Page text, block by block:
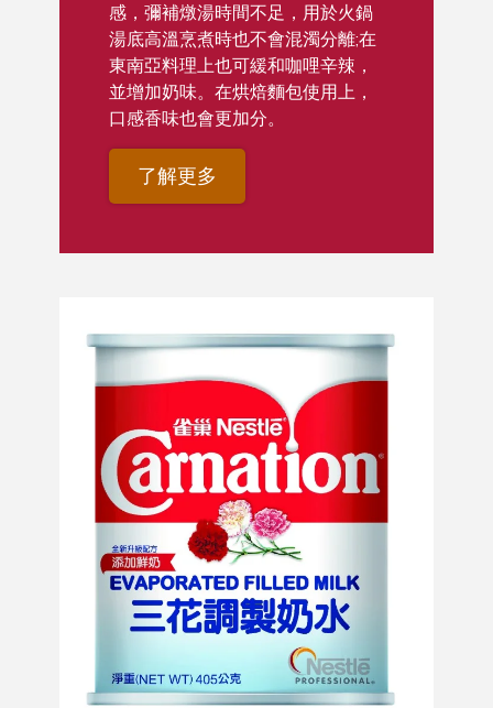
感，彌補燉湯時間不足，用於火鍋
湯底高溫烹煮時也不會混濁分離;在
東南亞料理上也可緩和咖哩辛辣，
並增加奶味。在烘焙麵包使用上，
口感香味也會更加分。
了解更多